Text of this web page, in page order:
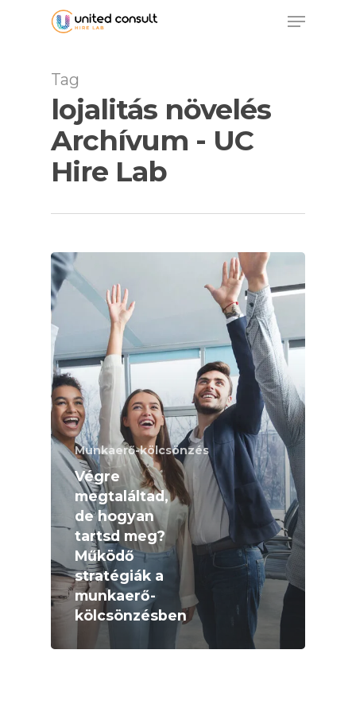
Menu
Tag
lojalitás növelés
Archívum - UC
Hire Lab
Munkaerő-kölcsönzés
Végre
megtaláltad,
de hogyan
tartsd meg?
Működő
stratégiák a
munkaerő-
kölcsönzésben